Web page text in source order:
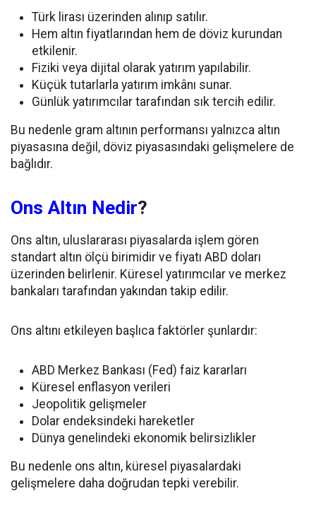
Türk lirası üzerinden alınıp satılır.
Hem altın fiyatlarından hem de döviz kurundan
etkilenir.
Fiziki veya dijital olarak yatırım yapılabilir.
Küçük tutarlarla yatırım imkânı sunar.
Günlük yatırımcılar tarafından sık tercih edilir.
Bu nedenle gram altının performansı yalnızca altın
piyasasına değil, döviz piyasasındaki gelişmelere de
bağlıdır.
Ons Altın Nedir?
Ons altın, uluslararası piyasalarda işlem gören
standart altın ölçü birimidir ve fiyatı ABD doları
üzerinden belirlenir. Küresel yatırımcılar ve merkez
bankaları tarafından yakından takip edilir.
Ons altını etkileyen başlıca faktörler şunlardır:
ABD Merkez Bankası (Fed) faiz kararları
Küresel enflasyon verileri
Jeopolitik gelişmeler
Dolar endeksindeki hareketler
Dünya genelindeki ekonomik belirsizlikler
Bu nedenle ons altın, küresel piyasalardaki
gelişmelere daha doğrudan tepki verebilir.